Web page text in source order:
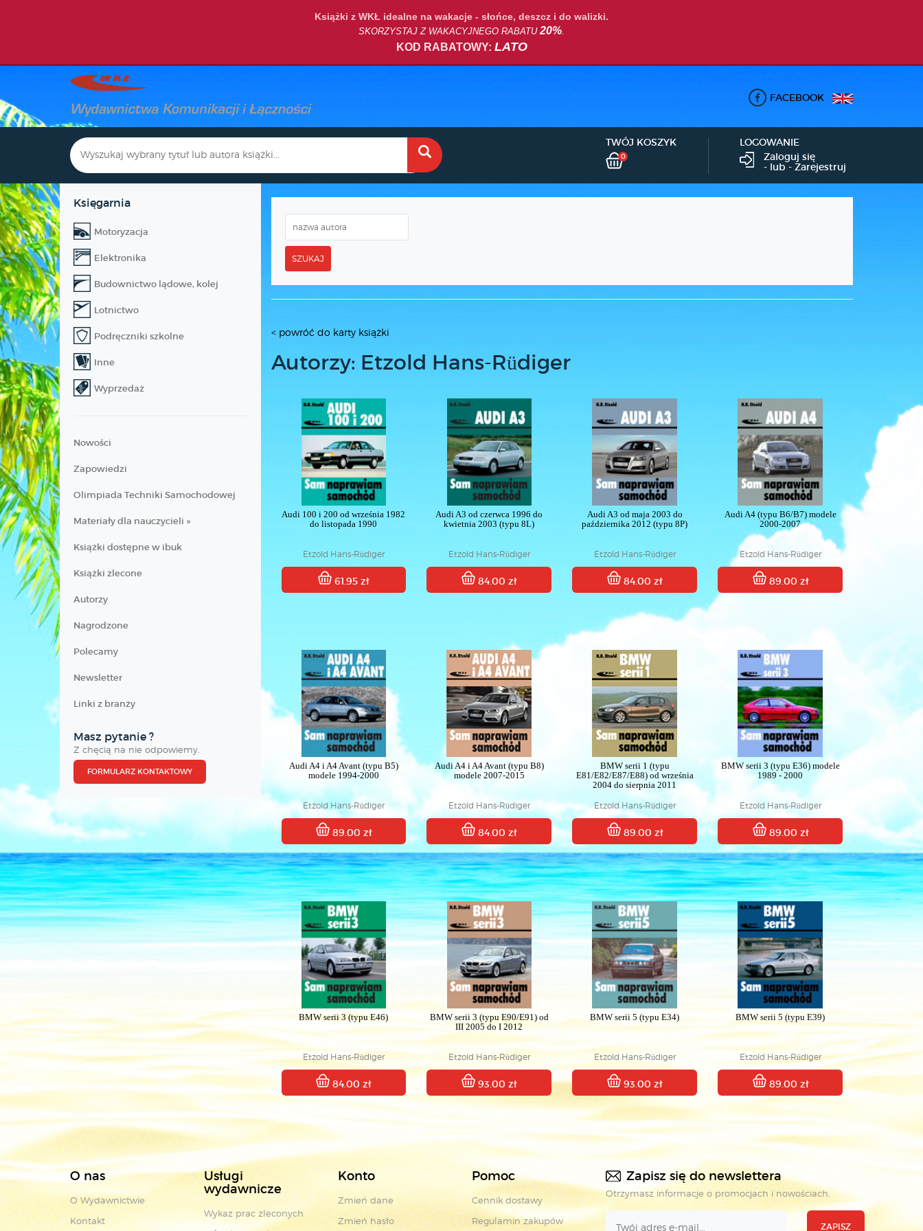
Książki z WKŁ idealne na wakacje - słońce, deszcz i do walizki.
SKORZYSTAJ Z WAKACYJNEGO RABATU20%.
KOD RABATOWY: LATO
FACEBOOK
TWÓJ KOSZYK
0
LOGOWANIE
Zaloguj się
- lub - Zarejestruj
Księgarnia
Motoryzacja
Elektronika
Budownictwo lądowe, kolej
Lotnictwo
Podręczniki szkolne
Inne
Wyprzedaż
Nowości
Zapowiedzi
Olimpiada Techniki Samochodowej
Materiały dla nauczycieli »
Książki dostępne w ibuk
Książki zlecone
Autorzy
Nagrodzone
Polecamy
Newsletter
Linki z branży
Masz pytanie ?
Z chęcią na nie odpowiemy.
FORMULARZ KONTAKTOWY
SZUKAJ
< powróć do karty książki
Autorzy: Etzold Hans-Rüdiger
Audi 100 i 200 od września 1982
do listopada 1990
Etzold Hans-Rüdiger
61.95 zł
Audi A3 od czerwca 1996 do
kwietnia 2003 (typu 8L)
Etzold Hans-Rüdiger
84.00 zł
Audi A3 od maja 2003 do
października 2012 (typu 8P)
Etzold Hans-Rüdiger
84.00 zł
Audi A4 (typu B6/B7) modele
2000-2007
Etzold Hans-Rüdiger
89.00 zł
Audi A4 i A4 Avant (typu B5)
modele 1994-2000
Etzold Hans-Rüdiger
89.00 zł
Audi A4 i A4 Avant (typu B8)
modele 2007-2015
Etzold Hans-Rüdiger
84.00 zł
BMW serii 1 (typu
E81/E82/E87/E88) od września
2004 do sierpnia 2011
Etzold Hans-Rüdiger
89.00 zł
BMW serii 3 (typu E36) modele
1989 - 2000
Etzold Hans-Rüdiger
89.00 zł
BMW serii 3 (typu E46)
Etzold Hans-Rüdiger
84.00 zł
BMW serii 3 (typu E90/E91) od
III 2005 do I 2012
Etzold Hans-Rüdiger
93.00 zł
BMW serii 5 (typu E34)
Etzold Hans-Rüdiger
93.00 zł
BMW serii 5 (typu E39)
Etzold Hans-Rüdiger
89.00 zł
O nas
O Wydawnictwie
Kontakt
Usługi
wydawnicze
Wykaz prac zleconych
Konto
Zmień dane
Zmień hasło
Pomoc
Cennik dostawy
Regulamin zakupów
Zapisz się do newslettera
Otrzymasz informacje o promocjach i nowościach.
ZAPISZ